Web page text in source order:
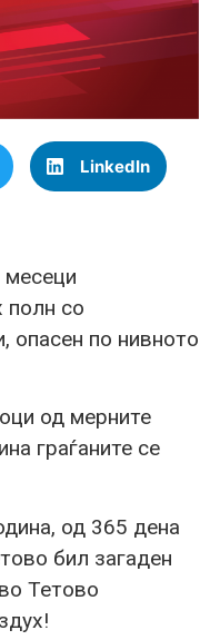
LinkedIn
месеци
полн со
опасен по нивното
од мерните
граѓаните се
од 365 дена
бил загаден
Тетово